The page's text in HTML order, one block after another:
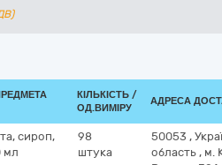
КІЛЬКІСТЬ /
ОД.ВИМІРУ
АДРЕСА
сироп,
мл
98
штука
50053 ,
область , м.